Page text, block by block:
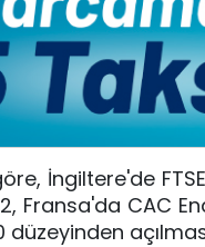
İngiltere'de
Fransa'da CAC
düzeyinden